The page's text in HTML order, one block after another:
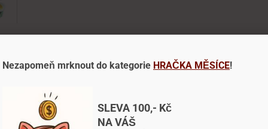
Dotaz na výrobek Doporučit výrobek
s využitím souborů cookies
webu pracujeme se soubory cookies, které nám
naše služby a personalizovat nabídky.
Nezapomeň mrknout do kategorie HRAČKA MĚSÍCE!
SLEVA 100,- Kč
NA VÁŠ